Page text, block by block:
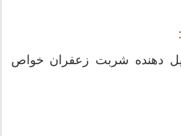
دهنده شربت زعفران خواص